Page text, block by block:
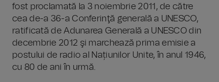
fost proclamată la 3 noiembrie 2011, de către
cea de-a 36-a Conferinţă generală a UNESCO,
ratificată de Adunarea Generală a UNESCO din
decembrie 2012 şi marchează prima emisie a
postului de radio al Națiunilor Unite, în anul 1946,
cu 80 de ani în urmă.